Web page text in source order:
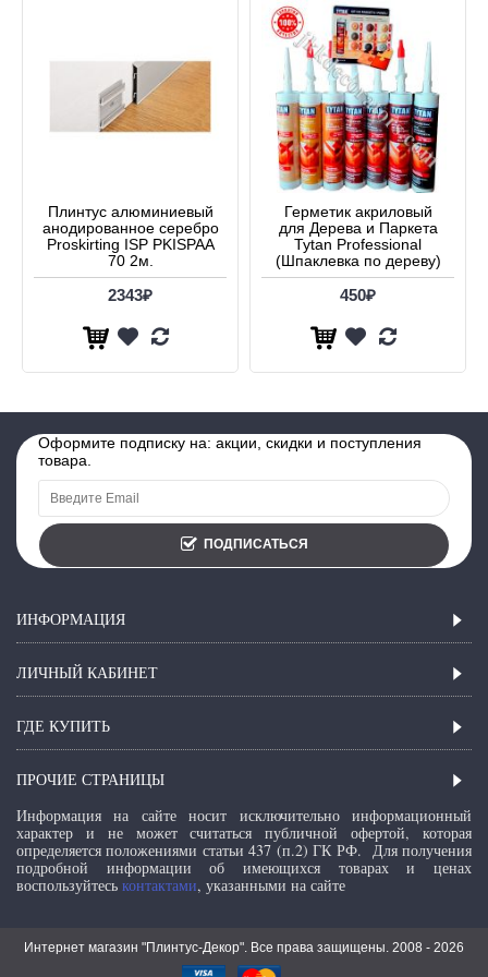
Плинтус алюминиевый
анодированное серебро
Proskirting ISP PKISPAA
70 2м.
2343₽
Герметик акриловый
для Дерева и Паркета
Tytan Professional
(Шпаклевка по дереву)
450₽
Оформите подписку на: акции, скидки и поступления
товара.
ПОДПИСАТЬСЯ
ИНФОРМАЦИЯ
ЛИЧНЫЙ КАБИНЕТ
ГДЕ КУПИТЬ
ПРОЧИЕ СТРАНИЦЫ
Информация на сайте носит исключительно информационный
характер и не может считаться публичной офертой, которая
определяется положениями статьи 437 (п.2) ГК РФ. Для получения
подробной информации об имеющихся товарах и ценах
воспользуйтесь контактами, указанными на сайте
Интернет магазин "Плинтус-Декор". Все права защищены. 2008 - 2026